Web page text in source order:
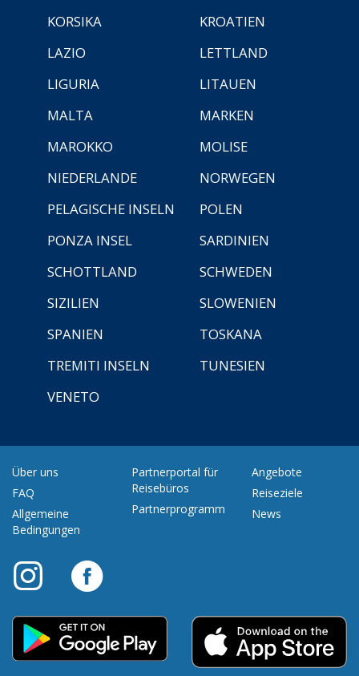
KORSIKA
KROATIEN
LAZIO
LETTLAND
LIGURIA
LITAUEN
MALTA
MARKEN
MAROKKO
MOLISE
NIEDERLANDE
NORWEGEN
PELAGISCHE INSELN
POLEN
PONZA INSEL
SARDINIEN
SCHOTTLAND
SCHWEDEN
SIZILIEN
SLOWENIEN
SPANIEN
TOSKANA
TREMITI INSELN
TUNESIEN
VENETO
Über uns
FAQ
Allgemeine
Bedingungen
Partnerportal für
Reisebüros
Partnerprogramm
Angebote
Reiseziele
News